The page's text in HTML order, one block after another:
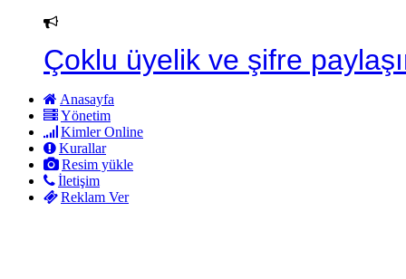
Çoklu üyelik ve şifre
Anasayfa
Yönetim
Kimler Online
Kurallar
Resim yükle
İletişim
Reklam Ver